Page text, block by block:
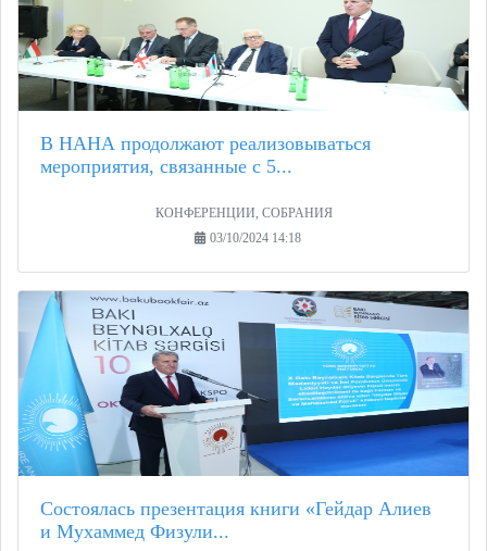
В НАНА продолжают реализовываться
мероприятия, связанные с 5...
КОНФЕРЕНЦИИ, СОБРАНИЯ
03/10/2024 14:18
Состоялась презентация книги «Гейдар Алиев
и Мухаммед Физули...